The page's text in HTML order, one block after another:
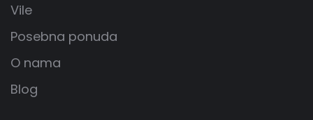
Vile
Posebna ponuda
O nama
Blog